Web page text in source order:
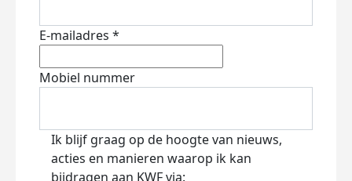
E-mailadres *
Mobiel nummer
Ik blijf graag op de hoogte van nieuws,
acties en manieren waarop ik kan
bijdragen aan KWF via: